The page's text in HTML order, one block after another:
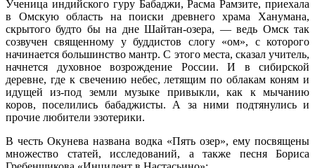
Ученица индийского гуру Бабаджи, Расма Рамзите, приехала
в Омскую область на поиски древнего храма Ханумана,
скрытого будто бы на дне Шайтан-озера, — ведь Омск так
созвучен священному у буддистов слогу «ом», с которого
начинается большинство мантр. С этого места, сказал учитель,
начнется духовное возрождение России. И в сибирской
деревне, где к свечению небес, летящим по облакам коням и
идущей из-под земли музыке привыкли, как к мычанию
коров, поселились бабаджисты. А за ними подтянулись и
прочие любители эзотерики.
В честь Окунева названа водка «Пять озер», ему посвящены
множество статей, исследований, а также песня Бориса